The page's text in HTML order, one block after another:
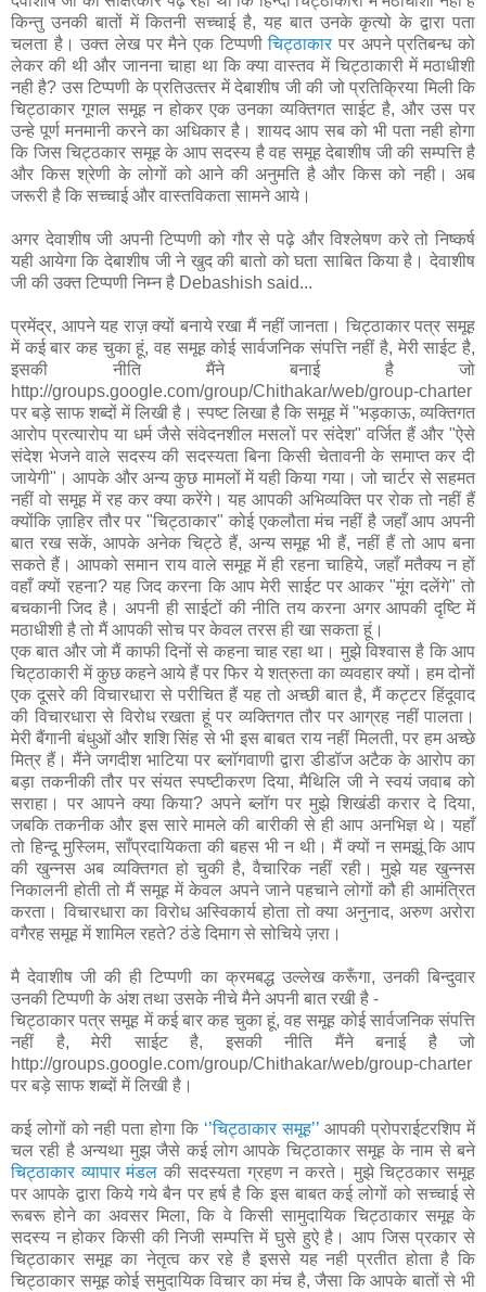
किन्‍तु उनकी बातों में कितनी सच्‍चाई है, यह बात उनके कृत्‍यो के द्वारा पता
चलता है। उक्‍त लेख पर मैने एक टिप्‍पणीचिट्ठाकार पर अपने प्रतिबन्‍ध को
लेकर की थी और जानना चाहा था कि क्‍या वास्‍तव में चिट्ठाकारी में मठा‍धीशी
नही है? उस टिप्‍पणी के प्रतिउत्‍तर में देबाशीष जी की जो प्रतिक्रिया मिली कि
चिट्ठाकार गूगल समूह न होकर एक उनका व्‍यक्तिगत साईट है, और उस पर
उन्‍हे पूर्ण मनमानी करने का अधिकार है। शायद आप सब को भी पता नही होगा
कि जिस चिट्ठकार समूह के आप सदस्‍य है वह समूह देबाशीष जी की सम्‍पत्ति है
और किस श्रेणी के लोगों को आने की अनुमति है और किस को नही। अब
जरूरी है कि सच्‍चाई और वास्‍तविकता सामने आये।
अगर देवाशीष जी अपनी टिप्‍पणी को गौर से पढ़े और विश्लेषण करे तो निष्कर्ष
यही आयेगा कि देबाशीष जी ने खुद की बातो को घता साबित किया है। देवाशीष
जी की उक्‍त टिप्‍पणी निम्‍न है Debashish said...
प्रमेंद्र, आपने यह राज़ क्यों बनाये रखा मैं नहीं जानता। चिट्ठाकार पत्र समूह
में कई बार कह चुका हूं, वह समूह कोई सार्वजनिक संपत्ति नहीं है, मेरी साईट है,
इसकी नीति मैंने बनाई है जो
http://groups.google.com/group/Chithakar/web/group-charter
पर बड़े साफ शब्दों में लिखी है। स्पष्ट लिखा है कि समूह में "भड़काऊ, व्यक्तिगत
आरोप प्रत्यारोप या धर्म जैसे संवेदनशील मसलों पर संदेश" वर्जित हैं और "ऐसे
संदेश भेजने वाले सदस्य की सदस्यता बिना किसी चेतावनी के समाप्त कर दी
जायेगी"। आपके और अन्य कुछ मामलों में यही किया गया। जो चार्टर से सहमत
नहीं वो समूह में रह कर क्या करेंगे। यह आपकी अभिव्यक्ति पर रोक तो नहीं हैं
क्योंकि ज़ाहिर तौर पर "चिट्ठाकार" कोई एकलौता मंच नहीं है जहाँ आप अपनी
बात रख सकें, आपके अनेक चिट्ठे हैं, अन्य समूह भी हैं, नहीं हैं तो आप बना
सकते हैं। आपको समान राय वाले समूह में ही रहना चाहिये, जहाँ मतैक्य न हों
वहाँ क्यों रहना? यह जिद करना कि आप मेरी साईट पर आकर "मूंग दलेंगे" तो
बचकानी जिद है। अपनी ही साईटों की नीति तय करना अगर आपकी दृष्टि में
मठाधीशी है तो मैं आपकी सोच पर केवल तरस ही खा सकता हूं।
एक बात और जो मैं काफी दिनों से कहना चाह रहा था। मुझे विश्वास है कि आप
चिट्ठाकारी में कुछ कहने आये हैं पर फिर ये शत्रुता का व्यवहार क्यों। हम दोनों
एक दूसरे की विचारधारा से परीचित हैं यह तो अच्छी बात है, मैं कट्टर हिंदूवाद
की विचारधारा से विरोध रखता हूं पर व्यक्तिगत तौर पर आग्रह नहीं पालता।
मेरी बैंगानी बंधुओं और शशि सिंह से भी इस बाबत राय नहीं मिलती, पर हम अच्छे
मित्र हैं। मैंने जगदीश भाटिया पर ब्लॉगवाणी द्वारा डीडॉज अटैक के आरोप का
बड़ा तकनीकी तौर पर संयत स्पष्टीकरण दिया, मैथिलि जी ने स्वयं जवाब को
सराहा। पर आपने क्या किया? अपने ब्लॉग पर मुझे शिखंडी करार दे दिया,
जबकि तकनीक और इस सारे मामले की बारीकी से ही आप अनभिज्ञ थे। यहाँ
तो हिन्दू मुस्लिम, साँप्रदायिकता की बहस भी न थी। मैं क्यों न समझूं कि आप
की खुन्नस अब व्यक्तिगत हो चुकी है, वैचारिक नहीं रही। मुझे यह खुन्नस
निकालनी होती तो मैं समूह में केवल अपने जाने पहचाने लोगों कौ ही आमंत्रित
करता। विचारधारा का विरोध अस्विकार्य होता तो क्या अनुनाद, अरुण अरोरा
वगैरह समूह में शामिल रहते? ठंडे दिमाग से सोचिये ज़रा।
मै देवाशीष जी की ही टिप्पणी का क्रमबद्ध उल्‍लेख करूँगा, उनकी बिन्‍दुवार
उनकी टिप्‍पणी के अंश तथा उसके नीचे मैने अपनी बात रखी है -
चिट्ठाकार पत्र समूह में कई बार कह चुका हूं, वह समूह कोई सार्वजनिक संपत्ति
नहीं है, मेरी साईट है, इसकी नीति मैंने बनाई है जो
http://groups.google.com/group/Chithakar/web/group-charter
पर बड़े साफ शब्दों में लिखी है।
कई लोगों को नही पता होगा कि ‘’चिट्ठाकार समूह’’ आपकी प्रोपराईटरशिप में
चल रही है अन्‍यथा मुझ जैसे कई लोग आपके चिट्ठाकार समूह के नाम से बने
चिट्ठाकार व्‍यापार मंडल की सदस्‍यता ग्रहण न करते। मुझे चिट्ठकार समूह
पर आपके द्वारा किये गये बैन पर हर्ष है कि इस बाबत कई लोगों को सच्चाई से
रूबरू होने का अवसर मिला, कि वे किसी सामुदायिक चिट्ठाकार समूह के
सदस्य न होकर किसी की नि‍जी सम्‍पत्ति में घुसे हुऐ है। आप जिस प्रकार से
चिट्ठाकार समूह का नेतृत्‍व कर रहे है इससे यह नही प्रतीत होता है कि
चिट्ठाकार समूह कोई समुदायिक विचार का मंच है, जैसा कि आपके बातों से भी